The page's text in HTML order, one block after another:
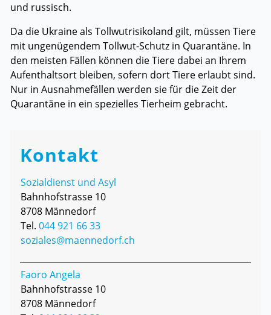
und russisch.
Da die Ukraine als Tollwutrisikoland gilt, müssen Tiere
mit ungenügendem Tollwut-Schutz in Quarantäne. In
den meisten Fällen können die Tiere dabei an Ihrem
Aufenthaltsort bleiben, sofern dort Tiere erlaubt sind.
Nur in Ausnahmefällen werden sie für die Zeit der
Quarantäne in ein spezielles Tierheim gebracht.
Kontakt
Sozialdienst und Asyl
Bahnhofstrasse 10
8708 Männedorf
Tel. 044 921 66 33
soziales@maennedorf.ch
Faoro Angela
Bahnhofstrasse 10
8708 Männedorf